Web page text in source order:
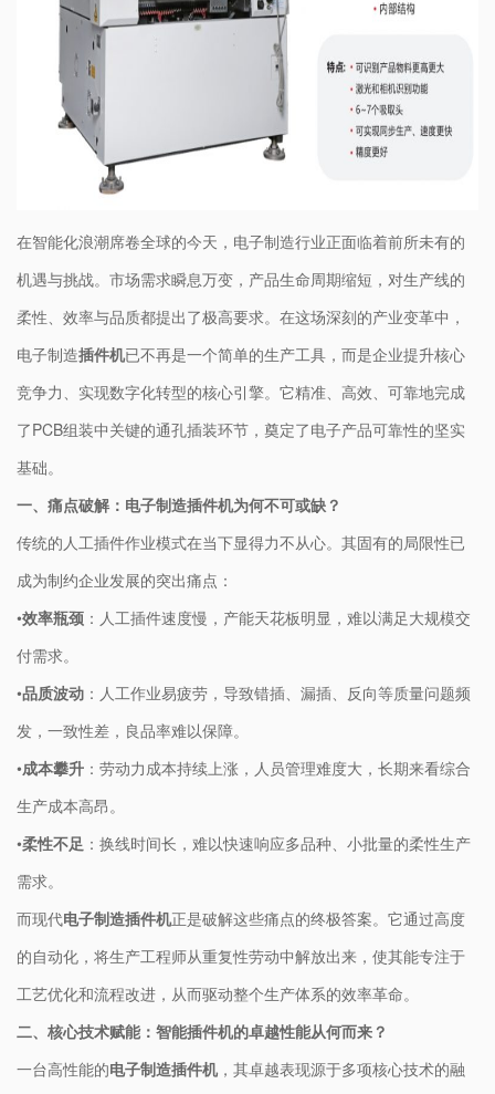
在智能化浪潮席卷全球的今天，电子制造行业正面临着前所未有的
机遇与挑战。市场需求瞬息万变，产品生命周期缩短，对生产线的
柔性、效率与品质都提出了极高要求。在这场深刻的产业变革中，​
电子制造插件机​已不再是一个简单的生产工具，而是企业提升核心
竞争力、实现数字化转型的核心引擎。它精准、高效、可靠地完成
了PCB组装中关键的通孔插装环节，奠定了电子产品可靠性的坚实
基础。
​一、痛点破解：电子制造插件机为何不可或缺？​
传统的人工插件作业模式在当下显得力不从心。其固有的局限性已
成为制约企业发展的突出痛点：
•​效率瓶颈​ ​：人工插件速度慢，产能天花板明显，难以满足大规模交
付需求。
•​品质波动​ ​：人工作业易疲劳，导致错插、漏插、反向等质量问题频
发，一致性差，良品率难以保障。
•​成本攀升​ ​：劳动力成本持续上涨，人员管理难度大，长期来看综合
生产成本高昂。
•​柔性不足​ ​：换线时间长，难以快速响应多品种、小批量的柔性生产
需求。
而现代​​电子制造插件机​​正是破解这些痛点的终极答案。它通过高度
的自动化，将生产工程师从重复性劳动中解放出来，使其能专注于
工艺优化和流程改进，从而驱动整个生产体系的效率革命。
​二、核心技术赋能：智能插件机的卓越性能从何而来？​
一台高性能的​​电子制造插件机​​，其卓越表现源于多项核心技术的融